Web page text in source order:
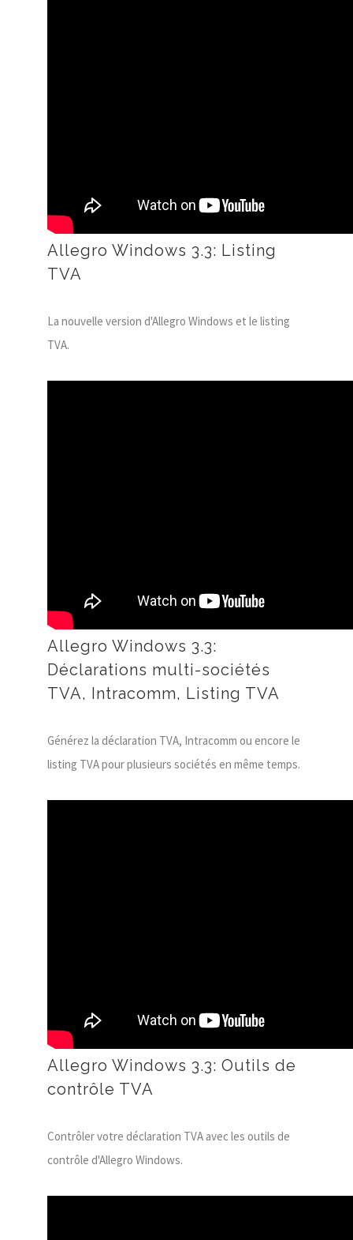
Allegro Windows 3.3: Listing
TVA
La nouvelle version d'Allegro Windows et le listing
TVA.
Allegro Windows 3.3:
Déclarations multi-sociétés
TVA, Intracomm, Listing TVA
Générez la déclaration TVA, Intracomm ou encore le
listing TVA pour plusieurs sociétés en même temps.
Allegro Windows 3.3: Outils de
contrôle TVA
Contrôler votre déclaration TVA avec les outils de
contrôle d'Allegro Windows.